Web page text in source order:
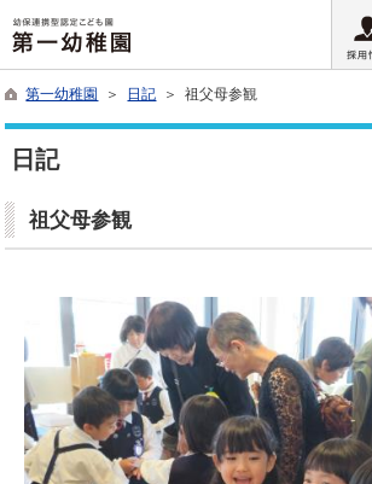
第一幼稚園 ＞ 日記 ＞ 祖父母参観
日記
祖父母参観